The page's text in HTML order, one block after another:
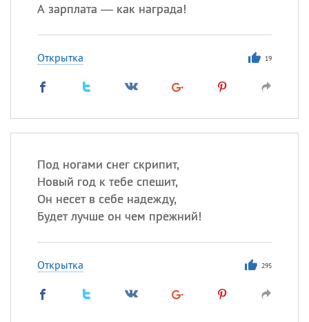
А зарплата — как награда!
Открытка 19
Под ногами снег скрипит,
Новый год к тебе спешит,
Он несет в себе надежду,
Будет лучше он чем прежний!
Открытка 295